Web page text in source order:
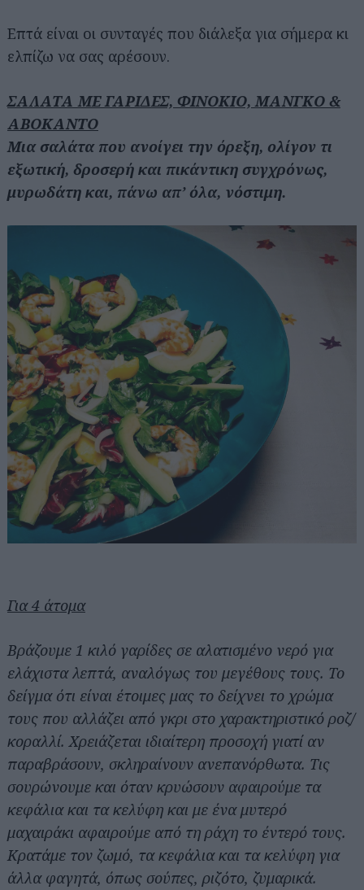
Επτά είναι οι συνταγές που διάλεξα για σήμερα κι
ελπίζω να σας αρέσουν.
ΣΑΛΑΤΑ ΜΕ ΓΑΡΙΔΕΣ, ΦΙΝΟΚΙΟ, ΜΑΝΓΚΟ &
ΑΒΟΚΑΝΤΟ
Μια σαλάτα που ανοίγει την όρεξη, ολίγον τι
εξωτική, δροσερή και πικάντικη συγχρόνως,
μυρωδάτη και, πάνω απ’ όλα, νόστιμη.
Για 4 άτομα
Βράζουμε 1 κιλό γαρίδες σε αλατισμένο νερό για
ελάχιστα λεπτά, αναλόγως του μεγέθους τους. Το
δείγμα ότι είναι έτοιμες μας το δείχνει το χρώμα
τους που αλλάζει από γκρι στο χαρακτηριστικό ροζ/
κοραλλί. Χρειάζεται ιδιαίτερη προσοχή γιατί αν
παραβράσουν, σκληραίνουν ανεπανόρθωτα. Τις
σουρώνουμε και όταν κρυώσουν αφαιρούμε τα
κεφάλια και τα κελύφη και με ένα μυτερό
μαχαιράκι αφαιρούμε από τη ράχη το έντερό τους.
Κρατάμε τον ζωμό, τα κεφάλια και τα κελύφη για
άλλα φαγητά, όπως σούπες, ριζότο, ζυμαρικά.